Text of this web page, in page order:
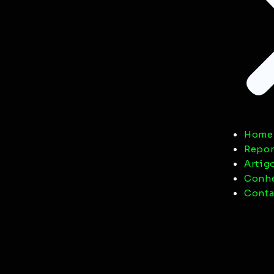
Home